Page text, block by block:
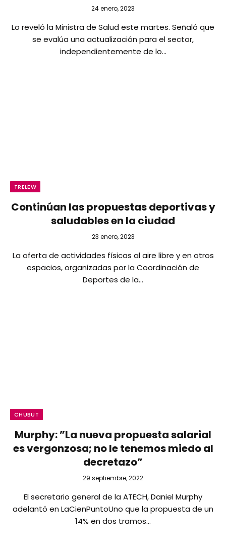
24 enero, 2023
Lo reveló la Ministra de Salud este martes. Señaló que
se evalúa una actualización para el sector,
independientemente de lo…
TRELEW
Continúan las propuestas deportivas y
saludables en la ciudad
23 enero, 2023
La oferta de actividades físicas al aire libre y en otros
espacios, organizadas por la Coordinación de
Deportes de la…
CHUBUT
Murphy: ”La nueva propuesta salarial
es vergonzosa; no le tenemos miedo al
decretazo”
29 septiembre, 2022
El secretario general de la ATECH, Daniel Murphy
adelantó en LaCienPuntoUno que la propuesta de un
14% en dos tramos…